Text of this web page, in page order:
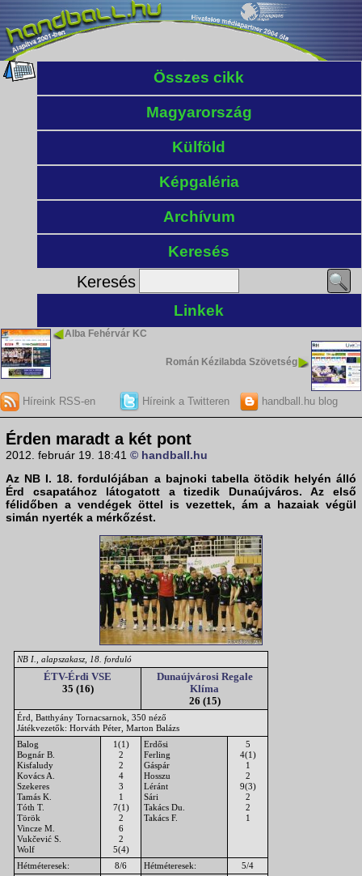
Összes cikk
Magyarország
Külföld
Képgaléria
Archívum
Keresés
Keresés
Linkek
Alba Fehérvár KC
Román Kézilabda Szövetség
Híreink RSS-en Híreink a Twitteren handball.hu blog
Érden maradt a két pont
2012. február 19. 18:41 © handball.hu
Az NB I. 18. fordulójában a bajnoki tabella ötödik helyén álló
Érd csapatához látogatott a tizedik Dunaújváros. Az első
félidőben a vendégek öttel is vezettek, ám a hazaiak végül
simán nyerték a mérkőzést.
NB I., alapszakasz, 18. forduló
ÉTV-Érdi VSE
35 (16)
Dunaújvárosi Regale
Klíma
26 (15)
Érd, Batthyány Tornacsarnok, 350 néző
Játékvezetők: Horváth Péter, Marton Balázs
Balog
Bognár B.
Kisfaludy
Kovács A.
Szekeres
Tamás K.
Tóth T.
Török
Vincze M.
Vukčević S.
Wolf
1(1)
2
2
4
3
1
7(1)
2
6
2
5(4)
Erdősi
Ferling
Gáspár
Hosszu
Léránt
Sári
Takács Du.
Takács F.
5
4(1)
1
2
9(3)
2
2
1
Hétméteresek: 8/6 Hétméteresek:
5/4